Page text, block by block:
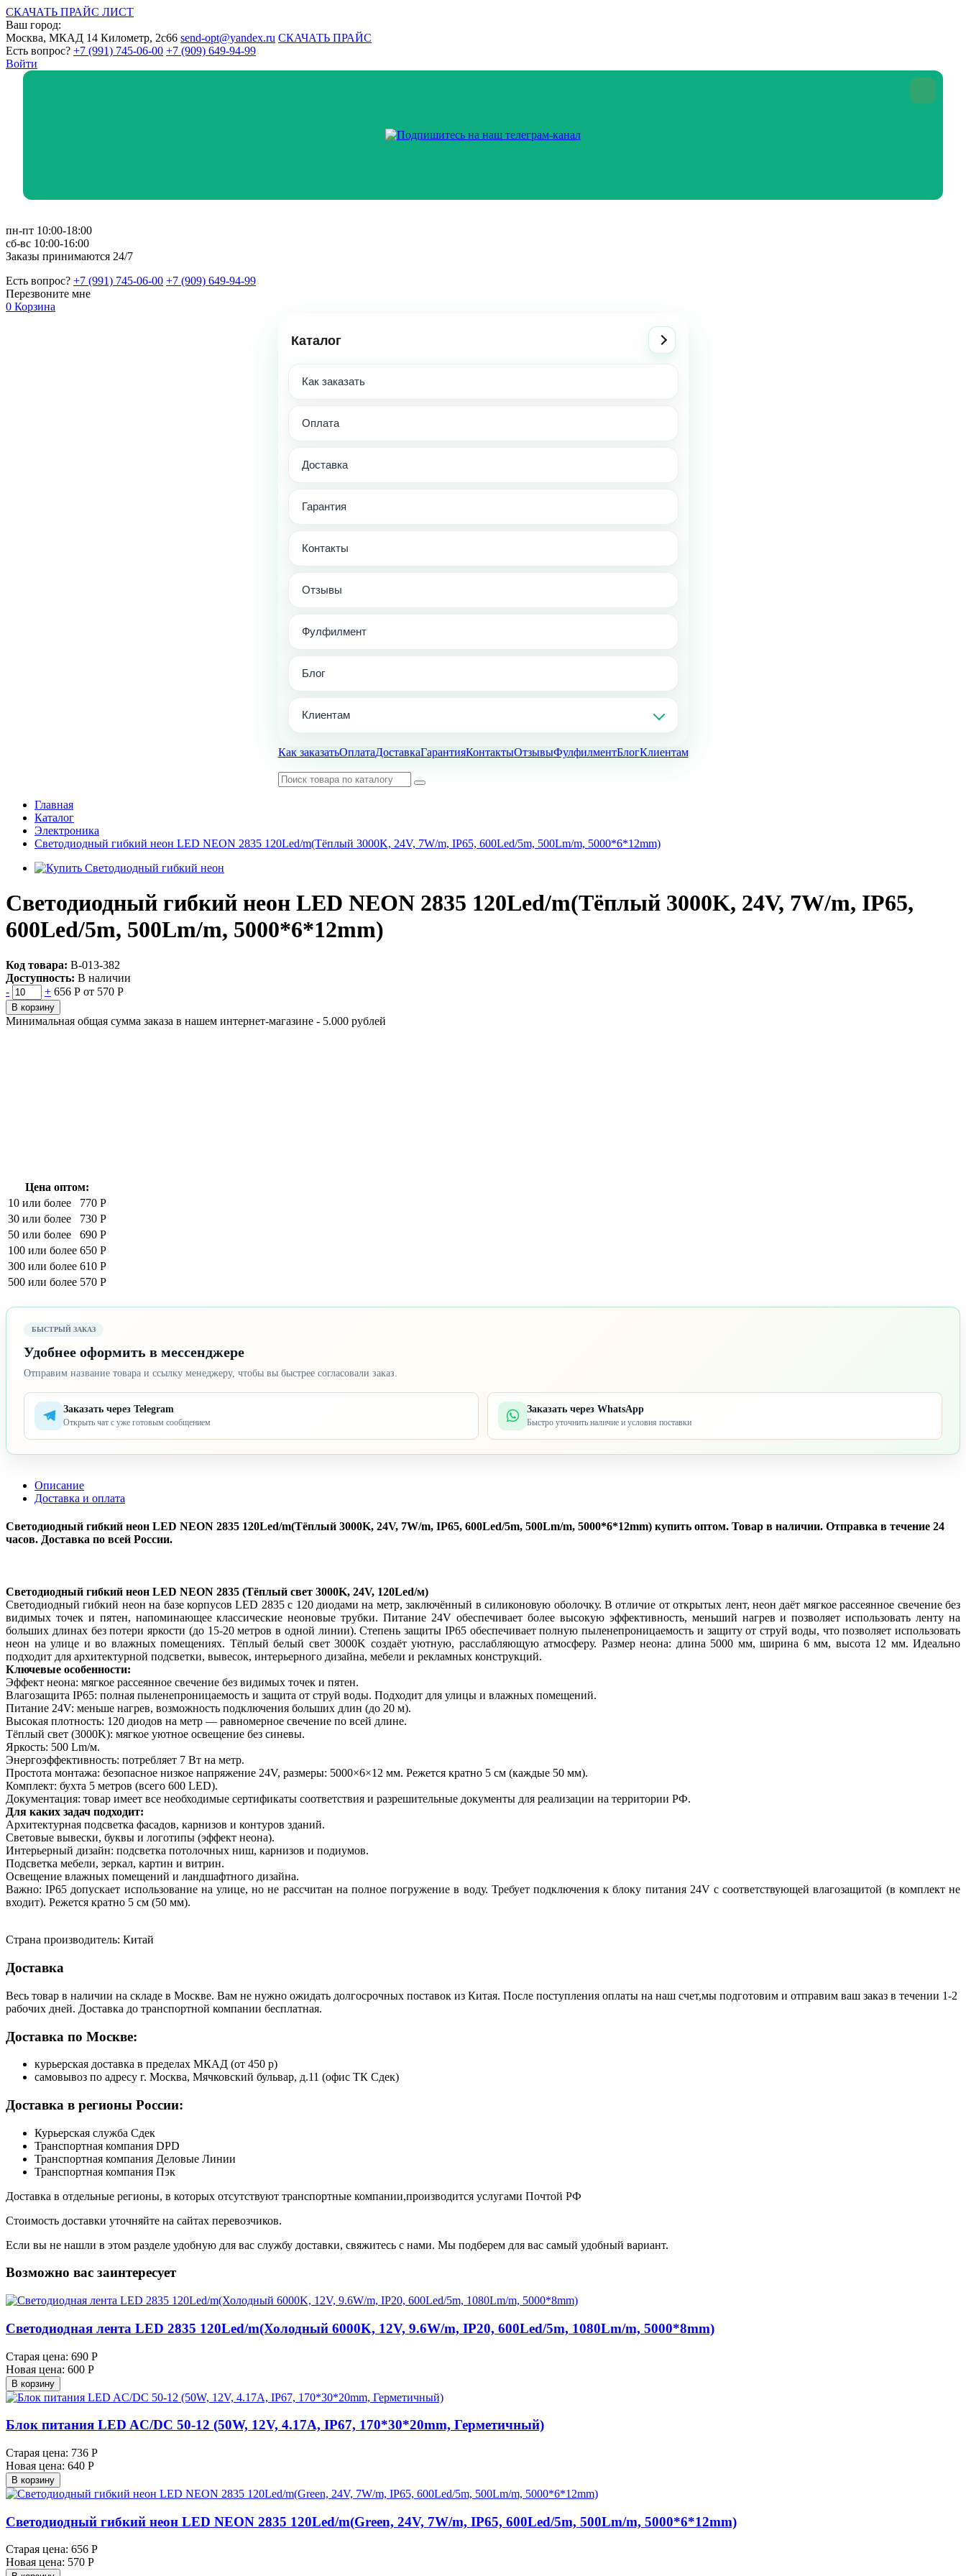
СКАЧАТЬ ПРАЙС ЛИСТ
Ваш город:
Москва, МКАД 14 Километр, 2с66 send-opt@yandex.ru СКАЧАТЬ ПРАЙС
Есть вопрос? +7 (991) 745-06-00 +7 (909) 649-94-99
Войти
пн-пт 10:00-18:00
сб-вс 10:00-16:00
Заказы принимаются 24/7
Есть вопрос? +7 (991) 745-06-00 +7 (909) 649-94-99
Перезвоните мне
0 Корзина
Каталог
Как заказать
Оплата
Доставка
Гарантия
Контакты
Отзывы
Фулфилмент
Блог
Клиентам
Как заказатьОплатаДоставкаГарантияКонтактыОтзывыФулфилментБлогКлиентам
Главная
Каталог
Электроника
Светодиодный гибкий неон LED NEON 2835 120Led/m(Тёплый 3000K, 24V, 7W/m, IP65, 600Led/5m, 500Lm/m, 5000*6*12mm)
Светодиодный гибкий неон LED NEON 2835 120Led/m(Тёплый 3000K, 24V, 7W/m, IP65,
600Led/5m, 500Lm/m, 5000*6*12mm)
Код товара: В-013-382
Доступность: В наличии
-
+ 656 Р от 570 Р
В корзину
Минимальная общая сумма заказа в нашем интернет-магазине - 5.000 рублей
Цена оптом:
10 или более
770 Р
30 или более
730 Р
50 или более
690 Р
100 или более 650 Р
300 или более 610 Р
500 или более 570 Р
БЫСТРЫЙ ЗАКАЗ
Удобнее оформить в мессенджере
Отправим название товара и ссылку менеджеру, чтобы вы быстрее согласовали заказ.
Заказать через Telegram
Открыть чат с уже готовым сообщением
Заказать через WhatsApp
Быстро уточнить наличие и условия поставки
Описание
Доставка и оплата
Светодиодный гибкий неон LED NEON 2835 120Led/m(Тёплый 3000K, 24V, 7W/m, IP65, 600Led/5m, 500Lm/m, 5000*6*12mm) купить оптом. Товар в наличии. Отправка в течение 24
часов. Доставка по всей России.
Светодиодный гибкий неон LED NEON 2835 (Тёплый свет 3000K, 24V, 120Led/м)
Светодиодный гибкий неон на базе корпусов LED 2835 с 120 диодами на метр, заключённый в силиконовую оболочку. В отличие от открытых лент, неон даёт мягкое рассеянное свечение без
видимых точек и пятен, напоминающее классические неоновые трубки. Питание 24V обеспечивает более высокую эффективность, меньший нагрев и позволяет использовать ленту на
больших длинах без потери яркости (до 15-20 метров в одной линии). Степень защиты IP65 обеспечивает полную пыленепроницаемость и защиту от струй воды, что позволяет использовать
неон на улице и во влажных помещениях. Тёплый белый свет 3000K создаёт уютную, расслабляющую атмосферу. Размер неона: длина 5000 мм, ширина 6 мм, высота 12 мм. Идеально
подходит для архитектурной подсветки, вывесок, интерьерного дизайна, мебели и рекламных конструкций.
Ключевые особенности:
Эффект неона: мягкое рассеянное свечение без видимых точек и пятен.
Влагозащита IP65: полная пыленепроницаемость и защита от струй воды. Подходит для улицы и влажных помещений.
Питание 24V: меньше нагрев, возможность подключения больших длин (до 20 м).
Высокая плотность: 120 диодов на метр — равномерное свечение по всей длине.
Тёплый свет (3000K): мягкое уютное освещение без синевы.
Яркость: 500 Lm/м.
Энергоэффективность: потребляет 7 Вт на метр.
Простота монтажа: безопасное низкое напряжение 24V, размеры: 5000×6×12 мм. Режется кратно 5 см (каждые 50 мм).
Комплект: бухта 5 метров (всего 600 LED).
Документация: товар имеет все необходимые сертификаты соответствия и разрешительные документы для реализации на территории РФ.
Для каких задач подходит:
Архитектурная подсветка фасадов, карнизов и контуров зданий.
Световые вывески, буквы и логотипы (эффект неона).
Интерьерный дизайн: подсветка потолочных ниш, карнизов и подиумов.
Подсветка мебели, зеркал, картин и витрин.
Освещение влажных помещений и ландшафтного дизайна.
Важно: IP65 допускает использование на улице, но не рассчитан на полное погружение в воду. Требует подключения к блоку питания 24V с соответствующей влагозащитой (в комплект не
входит). Режется кратно 5 см (50 мм).
Страна производитель: Китай
Доставка
Весь товар в наличии на складе в Москве. Вам не нужно ожидать долгосрочных поставок из Китая. После поступления оплаты на наш счет,мы подготовим и отправим ваш заказ в течении 1-2
рабочих дней. Доставка до транспортной компании бесплатная.
Доставка по Москве:
курьерская доставка в пределах МКАД (от 450 р)
самовывоз по адресу г. Москва, Мячковский бульвар, д.11 (офис ТК Сдек)
Доставка в регионы России:
Курьерская служба Сдек
Транспортная компания DPD
Транспортная компания Деловые Линии
Транспортная компания Пэк
Доставка в отдельные регионы, в которых отсутствуют транспортные компании,производится услугами Почтой РФ
Стоимость доставки уточняйте на сайтах перевозчиков.
Если вы не нашли в этом разделе удобную для вас службу доставки, свяжитесь с нами. Мы подберем для вас самый удобный вариант.
Возможно вас заинтересует
Светодиодная лента LED 2835 120Led/m(Холодный 6000K, 12V, 9.6W/m, IP20, 600Led/5m, 1080Lm/m, 5000*8mm)
Старая цена: 690 Р
Новая цена: 600 Р
В корзину
Блок питания LED AC/DC 50-12 (50W, 12V, 4.17A, IP67, 170*30*20mm, Герметичный)
Старая цена: 736 Р
Новая цена: 640 Р
В корзину
Светодиодный гибкий неон LED NEON 2835 120Led/m(Green, 24V, 7W/m, IP65, 600Led/5m, 500Lm/m, 5000*6*12mm)
Старая цена: 656 Р
Новая цена: 570 Р